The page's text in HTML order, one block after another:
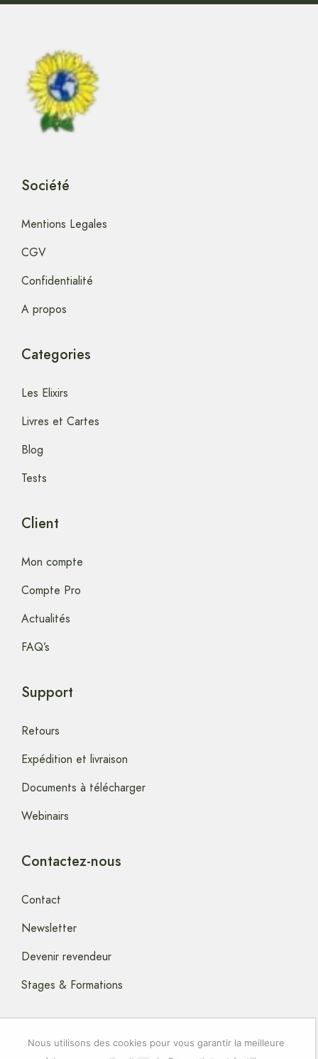
Société
Mentions Legales
CGV
Confidentialité
A propos
Categories
Les Elixirs
Livres et Cartes
Blog
Tests
Client
Mon compte
Compte Pro
Actualités
FAQ’s
Support
Retours
Expédition et livraison
Documents à télécharger
Webinairs
Contactez-nous
Contact
Newsletter
Devenir revendeur
Stages & Formations
Nous utilisons des cookies pour vous garantir la meilleure